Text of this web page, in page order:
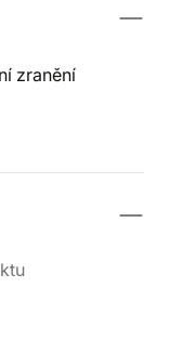
zranění